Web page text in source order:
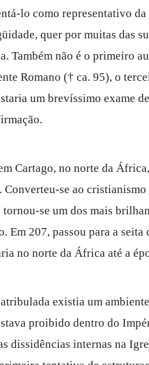
lo como representativo
quer por muitas das
Também não é o primeiro
Romano († ca. 95), o
um brevíssimo exame
Cartago, no norte da
se ao
se um dos mais
Em 207, passou para a
no norte da África até a
existia um
proibido dentro do
dissidências internas na